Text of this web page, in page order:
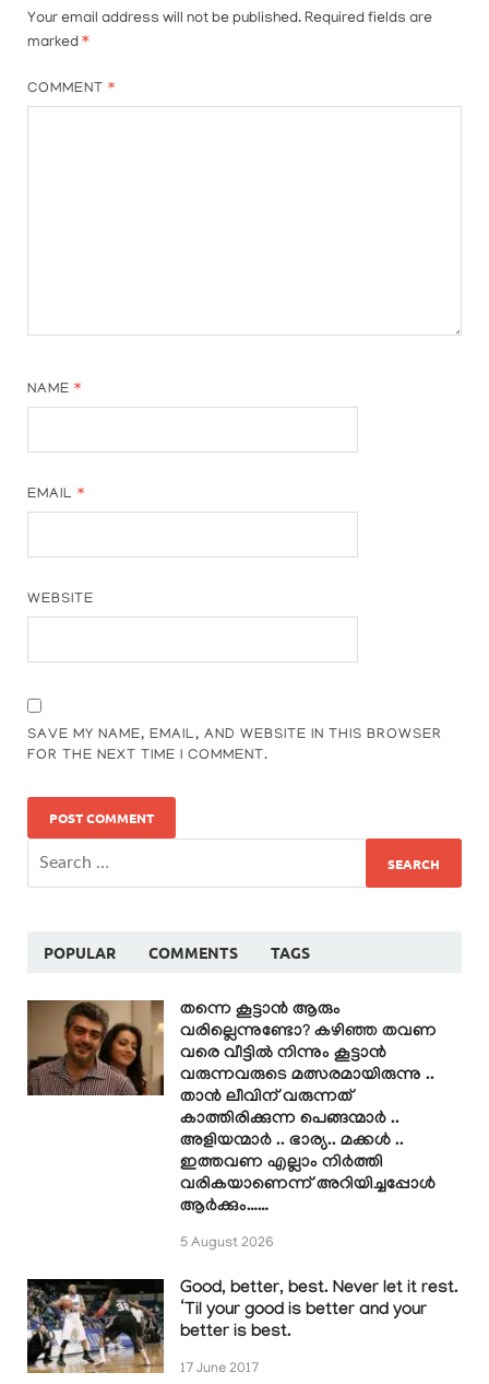
Your email address will not be published. Required fields are
marked *
COMMENT*
NAME*
EMAIL*
WEBSITE
SAVE MY NAME, EMAIL, AND WEBSITE IN THIS BROWSER
FOR THE NEXT TIME I COMMENT.
POPULAR COMMENTS TAGS
തന്നെ കൂട്ടാൻ ആരും
വരില്ലെന്നുണ്ടോ? കഴിഞ്ഞ തവണ
വരെ വീട്ടിൽ നിന്നും കൂട്ടാൻ
വരുന്നവരുടെ മത്സരമായിരുന്നു ..
താൻ ലീവിന് വരുന്നത്
കാത്തിരിക്കുന്ന പെങ്ങന്മാർ ..
അളിയന്മാർ .. ഭാര്യ.. മക്കൾ ..
ഇത്തവണ എല്ലാം നിർത്തി
വരികയാണെന്ന് അറിയിച്ചപ്പോൾ
ആർക്കും……
5 August 2026
Good, better, best. Never let it rest.
‘Til your good is better and your
better is best.
17 June 2017